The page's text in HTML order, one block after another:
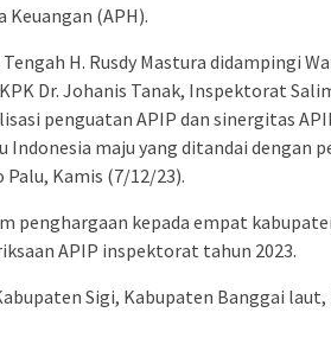
Keuangan (APH).
H. Rusdy Mastura didampingi
Dr. Johanis Tanak, Inspektorat
penguatan APIP dan sinergitas
maju yang ditandai dengan
Kamis (7/12/23).
penghargaan kepada empat
APIP inspektorat tahun 2023.
Sigi, Kabupaten Banggai laut,